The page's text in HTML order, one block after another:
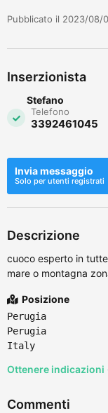
Pubblicato il 2023/08/
Inserzionista
Stefano
Telefono
3392461045
Invia messaggio
Solo per utenti registrati
Descrizione
cuoco esperto in
mare o montagna
Posizione
Perugia
Perugia
Italy
Ottenere indicazioni
Commenti